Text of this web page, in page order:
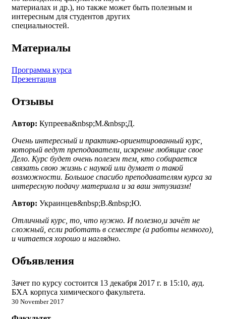
материалах и др.), но также может быть полезным и
интересным для студентов других
специальностей.
Материалы
Программа курса
Презентация
Отзывы
Автор: Купреева&nbsp;М.&nbsp;Д.
Очень интересный и практико-ориентированный курс,
который ведут преподаватели, искренне любящие свое
Дело. Курс будет очень полезен тем, кто собирается
связать свою жизнь с наукой или думает о такой
возможности. Большое спасибо преподавателям курса за
интересную подачу материала и за ваш энтузиазм!
Автор: Украинцев&nbsp;В.&nbsp;Ю.
Отличный курс, то, что нужно. И полезно,и зачёт не
сложный, если работать в семестре (а работы немного),
и читается хорошо и наглядно.
Объявления
Зачет по курсу состоится 13 декабря 2017 г. в 15:10, ауд.
БХА корпуса химического факультета.
30 November 2017